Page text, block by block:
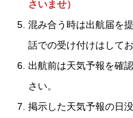
さいませ）
混み合う時は出航届を
話での受け付けはしてお
出航前は天気予報を確
さい。
掲示した天気予報の日